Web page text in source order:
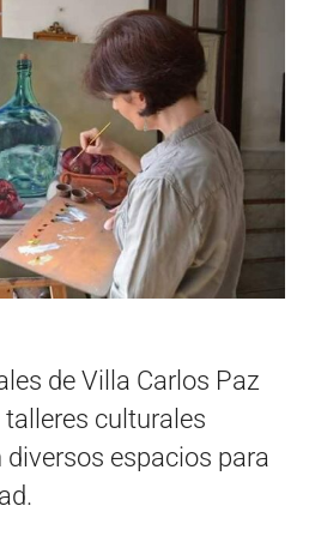
de Villa Carlos Paz
culturales
diversos espacios para